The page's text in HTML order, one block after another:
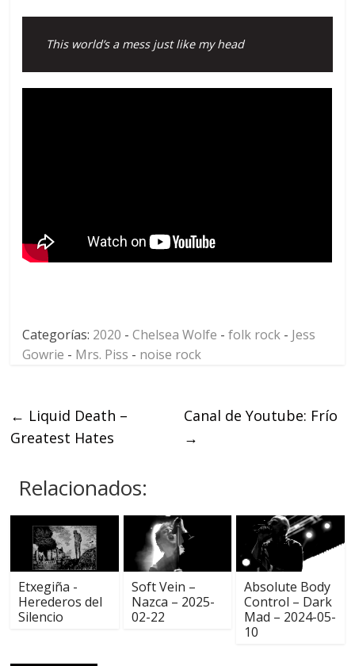
This world’s a mess just like my head
Categorías: 2020 -Chelsea Wolfe -folk rock - Jess
Gowrie - Mrs. Piss - noise rock
← Liquid Death –
Greatest Hates
Canal de Youtube: Frío
→
Relacionados:
Etxegiña -
Herederos del
Silencio
Soft Vein –
Nazca – 2025-
02-22
Absolute Body
Control – Dark
Mad – 2024-05-
10